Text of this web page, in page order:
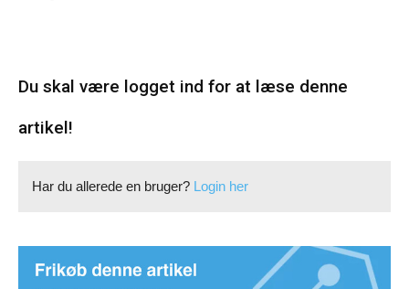
Du skal være logget ind for at læse denne
artikel!
Har du allerede en bruger? Login her